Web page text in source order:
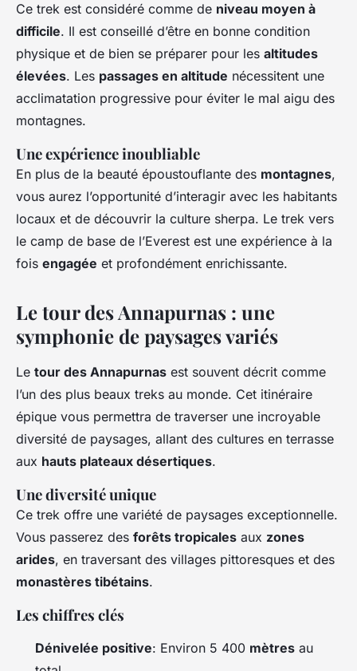
Ce trek est considéré comme de niveau moyen à
difficile. Il est conseillé d’être en bonne condition
physique et de bien se préparer pour les altitudes
élevées. Les passages en altitude nécessitent une
acclimatation progressive pour éviter le mal aigu des
montagnes.
Une expérience inoubliable
En plus de la beauté époustouflante des montagnes,
vous aurez l’opportunité d’interagir avec les habitants
locaux et de découvrir la culture sherpa. Le trek vers
le camp de base de l’Everest est une expérience à la
fois engagée et profondément enrichissante.
Le tour des Annapurnas : une
symphonie de paysages variés
Le tour des Annapurnas est souvent décrit comme
l’un des plus beaux treks au monde. Cet itinéraire
épique vous permettra de traverser une incroyable
diversité de paysages, allant des cultures en terrasse
aux hauts plateaux désertiques.
Une diversité unique
Ce trek offre une variété de paysages exceptionnelle.
Vous passerez des forêts tropicales aux zones
arides, en traversant des villages pittoresques et des
monastères tibétains.
Les chiffres clés
Dénivelée positive: Environ 5 400 mètres au